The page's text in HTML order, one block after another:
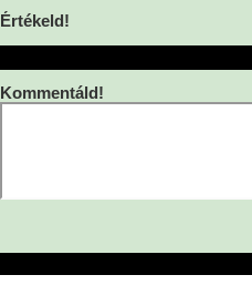
Értékeld!
Kommentáld!